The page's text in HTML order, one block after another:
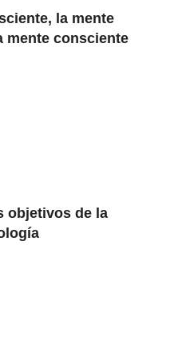
la mente
mente consciente
objetivos de la